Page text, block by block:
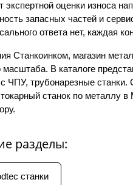
экспертной оценки износа
запасных частей и
ответа нет, каждая
Станкоинком, магазин
масштаба. В каталоге
с ЧПУ, трубонарезные
токарный станок по металлу
разделы:
станки